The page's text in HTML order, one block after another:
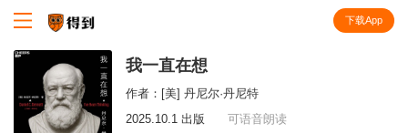
下载App
我一直在想
作者： [美] 丹尼尔·丹尼特
2025.10.1 出版
可语音朗读